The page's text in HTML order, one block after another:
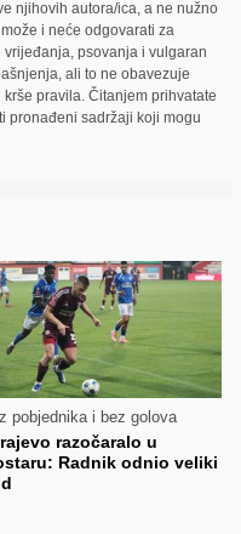
njihovih autora/ica, a ne nužno
i neće odgovarati za
psovanja i vulgaran
ali to ne obavezuje
pravila. Čitanjem prihvatate
pronađeni sadržaji koji mogu
pobjednika i bez golova
razočaralo u
Radnik odnio veliki